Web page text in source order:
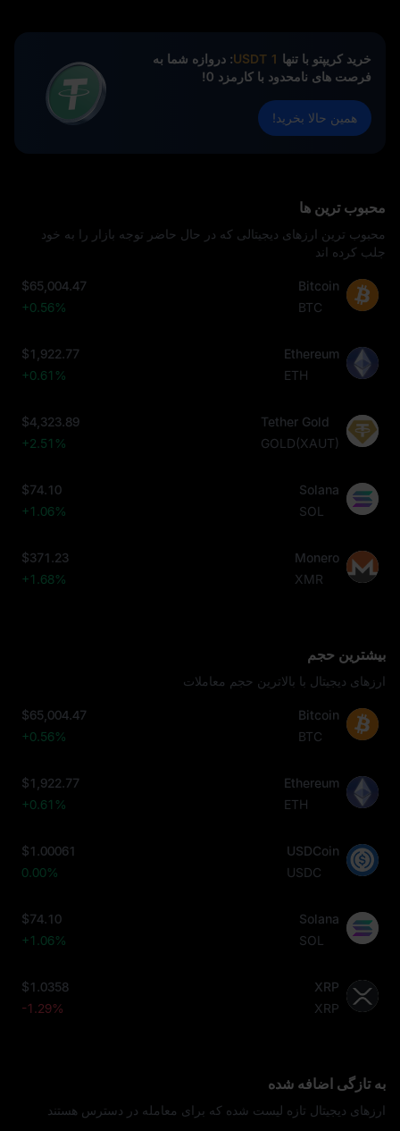
خرید کریپتو با تنها 1 USDT
: دروازه شما به
فرصت‌ های نامحدود با کارمزد 0!
همین حالا بخرید!
محبوب ترین ها
محبوب ترین ارزهای دیجیتالی که در حال حاضر توجه بازار را به خود
جلب کرده اند
Bitcoin
BTC
$65,004.47
+0.56%
Ethereum
ETH
$1,922.77
+0.61%
Tether Gold
GOLD(XAUT)
$4,323.89
+2.51%
Solana
SOL
$74.10
+1.06%
Monero
XMR
$371.23
+1.68%
بیشترین حجم
ارزهای دیجیتال با بالاترین حجم معاملات
Bitcoin
BTC
$65,004.47
+0.56%
Ethereum
ETH
$1,922.77
+0.61%
USDCoin
USDC
$1.00061
0.00%
Solana
SOL
$74.10
+1.06%
XRP
XRP
$1.0358
-1.29%
به تازگی اضافه شده
ارزهای دیجیتال تازه لیست شده که برای معامله در دسترس هستند